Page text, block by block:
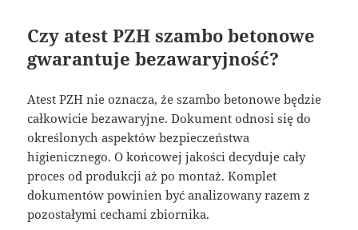
Czy atest PZH szambo betonowe
gwarantuje bezawaryjność?
Atest PZH nie oznacza, że szambo betonowe będzie
całkowicie bezawaryjne. Dokument odnosi się do
określonych aspektów bezpieczeństwa
higienicznego. O końcowej jakości decyduje cały
proces od produkcji aż po montaż. Komplet
dokumentów powinien być analizowany razem z
pozostałymi cechami zbiornika.